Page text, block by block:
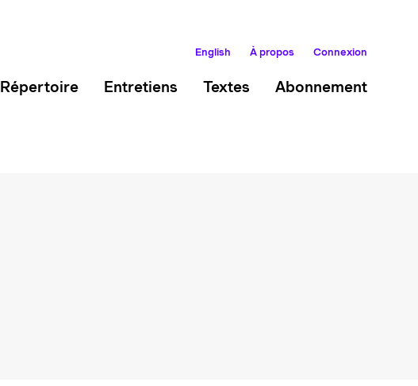
English À propos Connexion
Répertoire Entretiens Textes Abonnement